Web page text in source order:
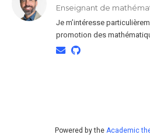
Enseignant de
Je m’intéresse
promotion des
Powered by the Academic